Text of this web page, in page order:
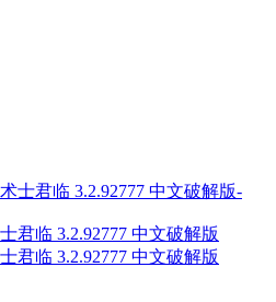
君临 3.2.92777 中文破解版
君临 3.2.92777 中文破解版